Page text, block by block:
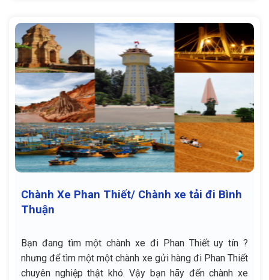
Chành Xe Phan Thiết/ Chành xe tải đi Bình
Thuận
Bạn đang tìm một chành xe đi Phan Thiết uy tín ?
nhưng để tìm một một chành xe gửi hàng đi Phan Thiết
chuyên nghiệp thật khó. Vậy bạn hãy đến chành xe